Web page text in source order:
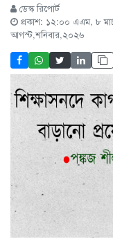
ডেস্ক রিপোর্ট
প্রকাশ: ১২:০০ এএম, ৮
আগস্ট,শনিবার,২০২৬